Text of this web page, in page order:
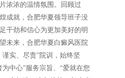
浓浓的温情氛围。回顾过
成就，合肥华夏领导班子没
干劲和信心为更加美好的明
来，合肥华夏白癜风医院
实、尽责”院训，始终坚
中心”服务宗旨、“爱就在您